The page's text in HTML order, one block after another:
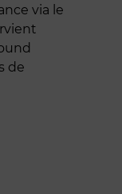
via le
de